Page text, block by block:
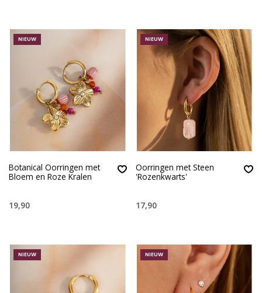
NIEUW
Botanical Oorringen met
Bloem en Roze Kralen
19,90
NIEUW
Oorringen met Steen
'Rozenkwarts'
17,90
NIEUW NIEUW